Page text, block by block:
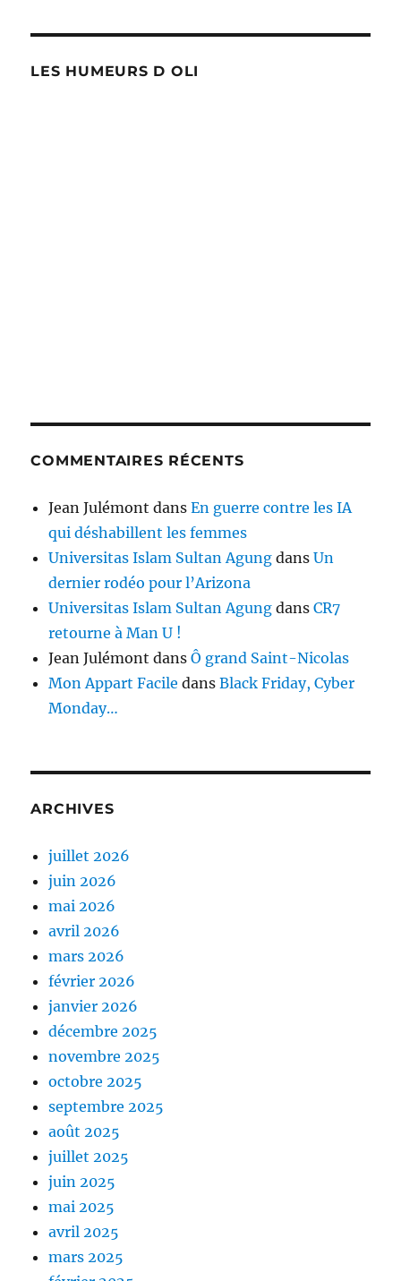
LES HUMEURS D OLI
COMMENTAIRES RÉCENTS
Jean Julémont dansEn guerre contre les IA
qui déshabillent les femmes
Universitas Islam Sultan Agung dansUn
dernier rodéo pour l’Arizona
Universitas Islam Sultan Agung dansCR7
retourne à Man U !
Jean Julémont dansÔ grand Saint-Nicolas
Mon Appart Facile dansBlack Friday, Cyber
Monday…
ARCHIVES
juillet 2026
juin 2026
mai 2026
avril 2026
mars 2026
février 2026
janvier 2026
décembre 2025
novembre 2025
octobre 2025
septembre 2025
août 2025
juillet 2025
juin 2025
mai 2025
avril 2025
mars 2025